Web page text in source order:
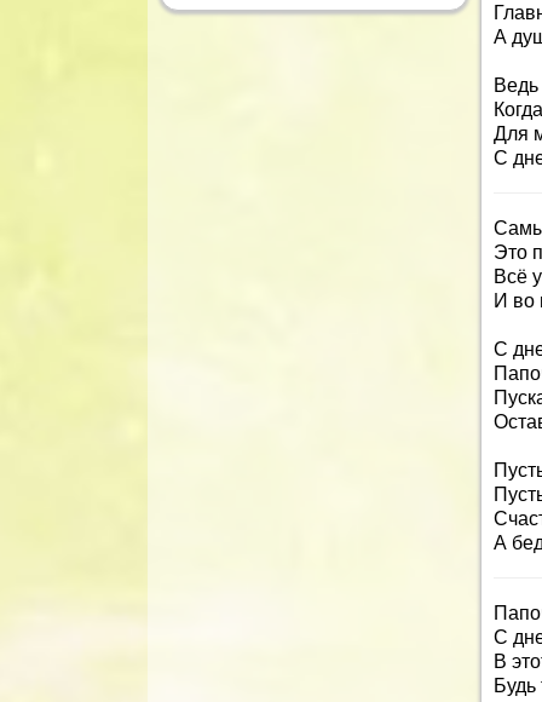
А
Ведь
Для
С
Это
Всё
И во
С
А
С
В